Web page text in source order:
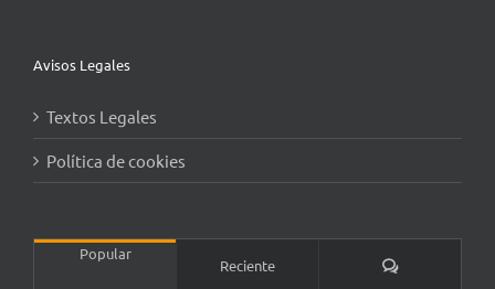
Avisos Legales
Textos Legales
Política de cookies
Popular
Reciente Comentarios